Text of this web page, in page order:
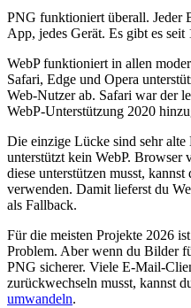
PNG funktioniert überall. Jeder
App, jedes Gerät. Es gibt es
WebP funktioniert in allen
Safari, Edge und Opera
Web-Nutzer ab. Safari war der
WebP-Unterstützung 2020
Die einzige Lücke sind sehr
unterstützt kein WebP. Browser
diese unterstützen musst,
verwenden. Damit lieferst du
als Fallback.
Für die meisten Projekte 2026
Problem. Aber wenn du Bilder
PNG sicherer. Viele E-Mail-
zurückwechseln musst, kannst
umwandeln.